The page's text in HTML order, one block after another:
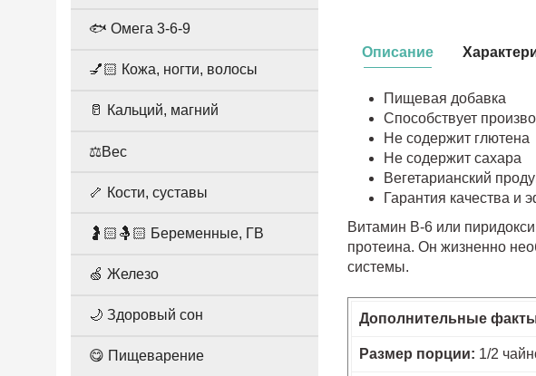
Описание
Пищевая добавка
Способствует
Не содержит глютена
Не содержит сахара
Вегетарианский
Гарантия качества и
Витамин B-6 или
протеина. Он жизненно
системы.
Дополнительные
Размер порции: 1/2
🐟 Омега 3-6-9
💅🏻 Кожа, ногти, волосы
🥛 Кальций, магний
⚖️Вес
🦴 Кости, суставы
🤰🏻🤱🏻 Беременные, ГВ
🍏 Железо
🌙 Здоровый сон
😋 Пищеварение